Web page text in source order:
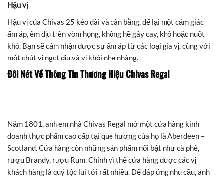
Hậu vị
Hậu vị của Chivas 25 kéo dài và cân bằng, để lại một cảm giác
ấm áp, êm dịu trên vòm họng, không hề gây cay, khô hoặc nuốt
khó. Bạn sẽ cảm nhận được sự ấm áp từ các loại gia vị, cùng với
một chút vị ngọt dịu và vị khói nhẹ nhàng.
Đôi Nét Về Thông Tin Thương Hiệu Chivas Regal
Năm 1801, anh em nhà Chivas Regal mở một cửa hàng kinh
doanh thực phẩm cao cấp tại quê hương của họ là Aberdeen –
Scotland. Cửa hàng còn những sản phẩm nổi bật như cà phê,
rượu Brandy, rượu Rum. Chính vì thế cửa hàng được các vị
khách hàng là quý tộc lui tới rất nhiều. Để đáp ứng nhu cầu, anh